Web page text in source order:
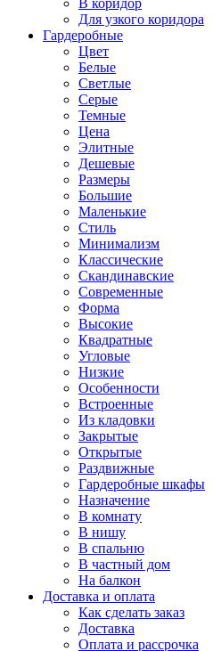
В коридор
Для узкого коридора
Гардеробные
Цвет
Белые
Светлые
Серые
Темные
Цена
Элитные
Дешевые
Размеры
Большие
Маленькие
Стиль
Минимализм
Классические
Скандинавские
Современные
Форма
Высокие
Квадратные
Угловые
Низкие
Особенности
Встроенные
Из кладовки
Закрытые
Открытые
Раздвижные
Гардеробные шкафы
Назначение
В комнату
В нишу
В спальню
В частный дом
На балкон
Доставка и оплата
Как сделать заказ
Доставка
Оплата и рассрочка